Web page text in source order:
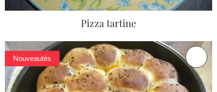
Pizza tartine
Nouveautés